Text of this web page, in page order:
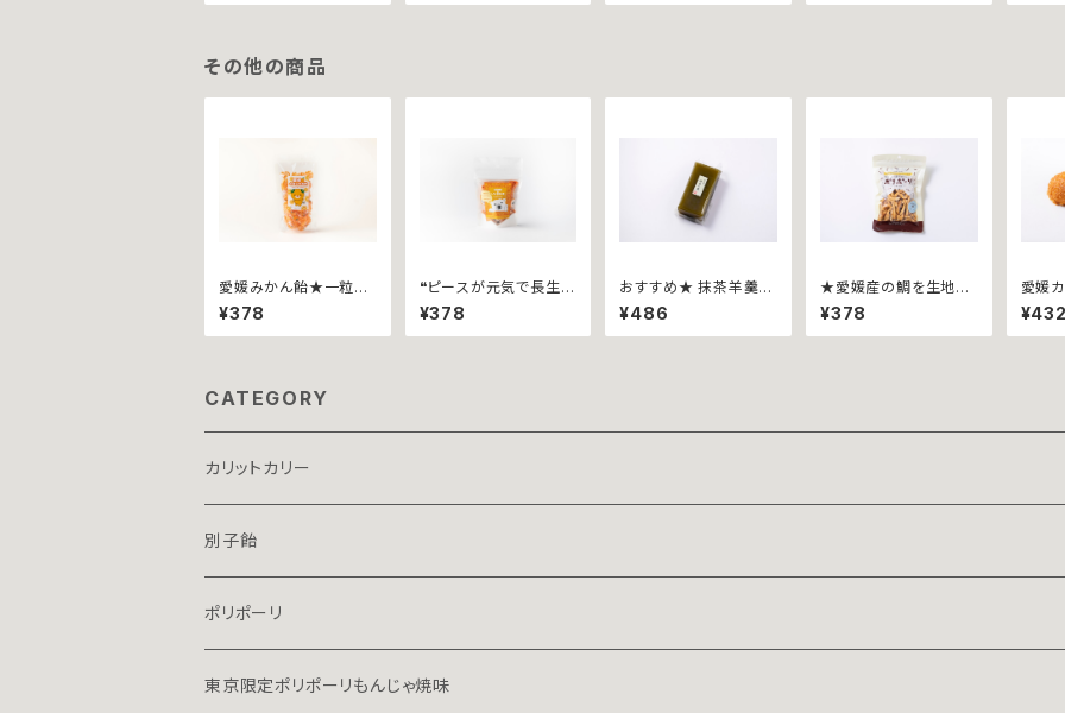
リ ∼カツオにんにく４
ち４０ｇ袋入∼
~
ラエティパック６８ｇ~
その他の商品
愛媛みかん飴★一粒一
粒の包み紙可愛い★愛
媛のみきゃんあめ ∼
立袋１３０ｇ∼
¥378
❝ピースが元気で長生き
してほしいことを願って
作りました❞ しろくまピ
ース × 別子飴(愛媛み
¥378
おすすめ★ 抹茶羊羹~
ハーフ~
¥486
★愛媛産の鯛を生地に
練り込みました★ポリ
ポーリ ∼鯛４０ｇ袋入
∼
¥378
愛媛
ット
市城
ナー~
CATEGORY
カリットカリー
別子飴
ポリポーリ
東京限定ポリポーリもんじゃ焼味